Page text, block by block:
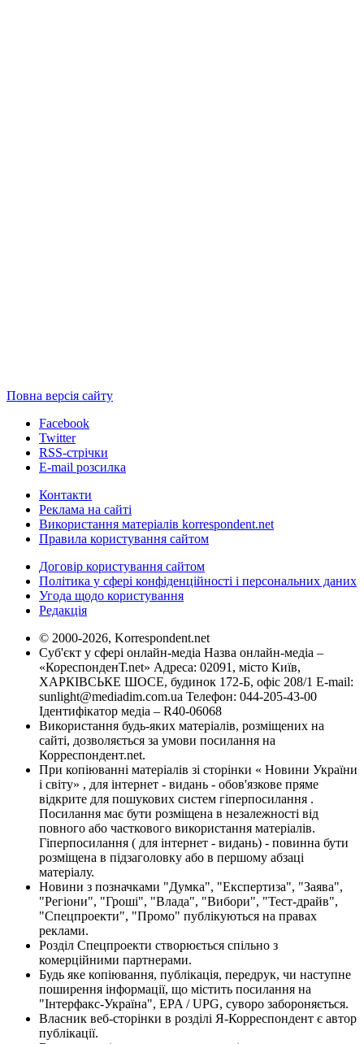
Повна версія сайту
Facebook
Twitter
RSS-стрічки
E-mail розсилка
Контакти
Реклама на сайті
Використання матеріалів korrespondent.net
Правила користування сайтом
Договір користування сайтом
Політика у сфері конфіденційності і персональних даних
Угода щодо користування
Редакція
© 2000-2026, Korrespondent.net
Суб'єкт у сфері онлайн-медіа Назва онлайн-медіа –
«КореспонденТ.net» Адреса: 02091, місто Київ,
ХАРКІВСЬКЕ ШОСЕ, будинок 172-Б, офіс 208/1 E-mail:
sunlight@mediadim.com.ua Телефон: 044-205-43-00
Ідентифікатор медіа – R40-06068
Використання будь-яких матеріалів, розміщених на
сайті, дозволяється за умови посилання на
Корреспондент.net.
При копіюванні матеріалів зі сторінки « Новини України
і світу» , для інтернет - видань - обов'язкове пряме
відкрите для пошукових систем гіперпосилання .
Посилання має бути розміщена в незалежності від
повного або часткового використання матеріалів.
Гіперпосилання ( для інтернет - видань) - повинна бути
розміщена в підзаголовку або в першому абзаці
матеріалу.
Новини з позначками "Думка", "Експертиза", "Заява",
"Регіони", "Гроші", "Влада", "Вибори", "Тест-драйв",
"Спецпроекти", "Промо" публікуються на правах
реклами.
Розділ Спецпроекти створюється спільно з
комерційними партнерами.
Будь яке копіювання, публікація, передрук, чи наступне
поширення інформації, що містить посилання на
"Інтерфакс-Україна", EPA / UPG, суворо забороняється.
Власник веб-сторінки в розділі Я-Корреспондент є автор
публікації.